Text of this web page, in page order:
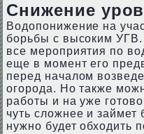
Снижение
Водопонижение на
борьбы с высоким
все мероприятия по
еще в момент его
перед началом
огорода. Но также
работы и на уже
чуть сложнее и займет
нужно будет обходить